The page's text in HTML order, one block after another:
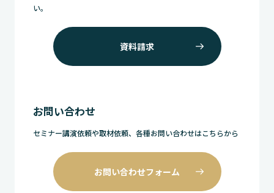
い。
資料請求
お問い合わせ
セミナー講演依頼や取材依頼、各種お問い合わせはこちらから
お問い合わせフォーム